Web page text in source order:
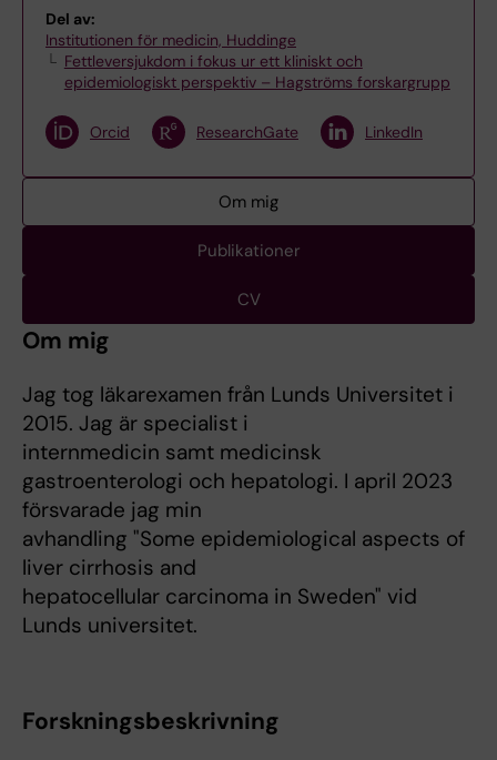
Del av:
Institutionen för medicin, Huddinge
Fettleversjukdom i fokus ur ett kliniskt och
epidemiologiskt perspektiv – Hagströms forskargrupp
Orcid ResearchGate LinkedIn
Om mig
Publikationer
CV
Om mig
Jag tog läkarexamen från Lunds Universitet i
2015. Jag är specialist i
internmedicin samt medicinsk
gastroenterologi och hepatologi. I april 2023
försvarade jag min
avhandling "Some epidemiological aspects of
liver cirrhosis and
hepatocellular carcinoma in Sweden" vid
Lunds universitet.
Forskningsbeskrivning